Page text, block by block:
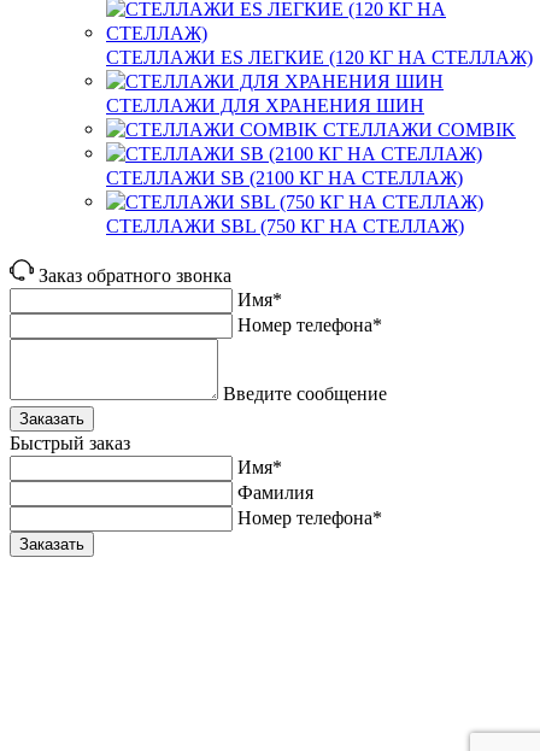
СТЕЛЛАЖИ ES ЛЕГКИЕ (120 КГ НА СТЕЛЛАЖ)
СТЕЛЛАЖИ ДЛЯ ХРАНЕНИЯ ШИН
СТЕЛЛАЖИ COMBIK
СТЕЛЛАЖИ SB (2100 КГ НА СТЕЛЛАЖ)
СТЕЛЛАЖИ SBL (750 КГ НА СТЕЛЛАЖ)
Заказ обратного звонка
Имя*
Номер телефона*
Введите сообщение
Заказать
Быстрый заказ
Имя*
Фамилия
Номер телефона*